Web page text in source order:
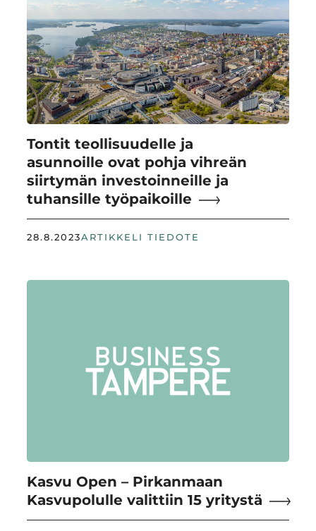
Tontit teollisuudelle ja
asunnoille ovat pohja vihreän
siirtymän investoinneille ja
tuhansille työpaikoille
28.8.2023ARTIKKELI TIEDOTE
Kasvu Open – Pirkanmaan
Kasvupolulle valittiin 15 yritystä